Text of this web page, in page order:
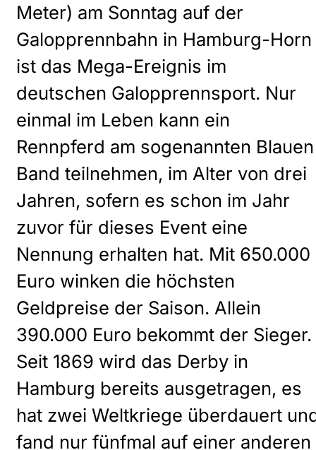
Meter) am Sonntag auf der
Galopprennbahn in Hamburg-Horn
ist das Mega-Ereignis im
deutschen Galopprennsport. Nur
einmal im Leben kann ein
Rennpferd am sogenannten Blauen
Band teilnehmen, im Alter von drei
Jahren, sofern es schon im Jahr
zuvor für dieses Event eine
Nennung erhalten hat. Mit 650.000
Euro winken die höchsten
Geldpreise der Saison. Allein
390.000 Euro bekommt der Sieger.
Seit 1869 wird das Derby in
Hamburg bereits ausgetragen, es
hat zwei Weltkriege überdauert
fand nur fünfmal auf einer anderen